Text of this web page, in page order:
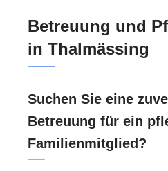
Betreuung und
in Thalmässing
Suchen Sie eine
Betreuung für ein
Familienmitglied?